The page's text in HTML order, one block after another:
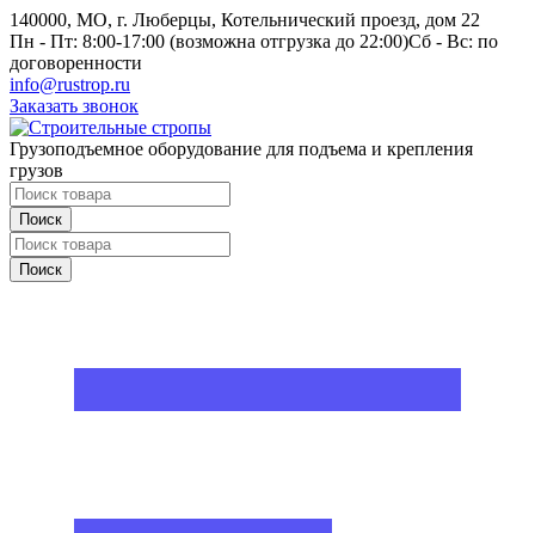
140000, МО, г. Люберцы, Котельнический проезд, дом 22
Пн - Пт: 8:00-17:00 (возможна отгрузка до 22:00)Сб - Вс: по
договоренности
info@rustrop.ru
Заказать звонок
Грузоподъемное оборудование для подъема и крепления
грузов
Поиск
Поиск